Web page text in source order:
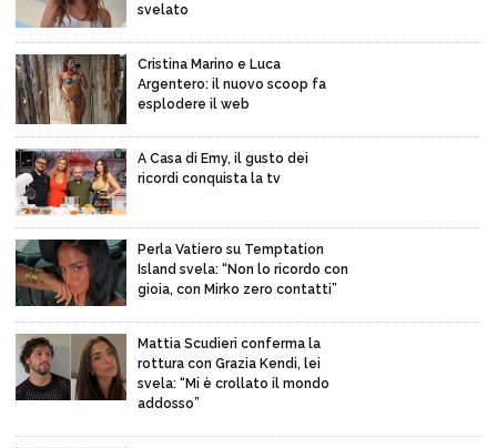
svelato
Cristina Marino e Luca
Argentero: il nuovo scoop fa
esplodere il web
A Casa di Emy, il gusto dei
ricordi conquista la tv
Perla Vatiero su Temptation
Island svela: “Non lo ricordo con
gioia, con Mirko zero contatti”
Mattia Scudieri conferma la
rottura con Grazia Kendi, lei
svela: “Mi è crollato il mondo
addosso”